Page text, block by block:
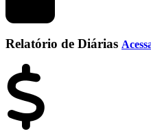
Relatório de Diárias